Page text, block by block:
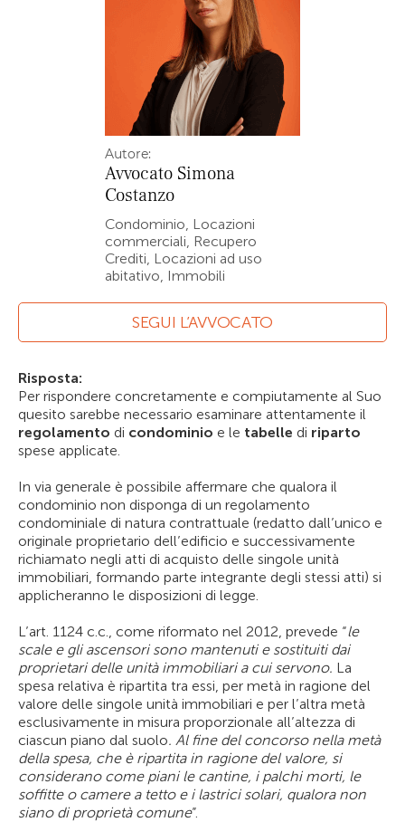
Autore:
Avvocato Simona
Costanzo
Condominio, Locazioni
commerciali, Recupero
Crediti, Locazioni ad uso
abitativo, Immobili
SEGUI L’AVVOCATO
Risposta:
Per rispondere concretamente e compiutamente al Suo
quesito sarebbe necessario esaminare attentamente il
regolamento di condominio e le tabelle di riparto
spese applicate.
In via generale è possibile affermare che qualora il
condominio non disponga di un regolamento
condominiale di natura contrattuale (redatto dall’unico e
originale proprietario dell’edificio e successivamente
richiamato negli atti di acquisto delle singole unità
immobiliari, formando parte integrante degli stessi atti) si
applicheranno le disposizioni di legge.
L’art. 1124 c.c., come riformato nel 2012, prevede “le
scale e gli ascensori sono mantenuti e sostituiti dai
proprietari delle unità immobiliari a cui servono. La
spesa relativa è ripartita tra essi, per metà in ragione del
valore delle singole unità immobiliari e per l’altra metà
esclusivamente in misura proporzionale all’altezza di
ciascun piano dal suolo. Al fine del concorso nella metà
della spesa, che è ripartita in ragione del valore, si
considerano come piani le cantine, i palchi morti, le
soffitte o camere a tetto e i lastrici solari, qualora non
siano di proprietà comune”.